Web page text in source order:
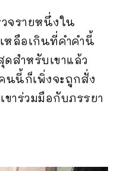
จรายหนึ่งใน
หลือเกินที่คำคำนี้
สำหรับเขาแล้ว
นนี้ก็เพิ่งจะถูกสั่ง
าร่วมมือกับภรรยา